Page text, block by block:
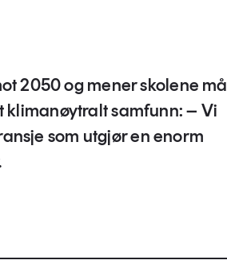
2050 og mener skolene må
klimanøytralt samfunn: – Vi
som utgjør en enorm